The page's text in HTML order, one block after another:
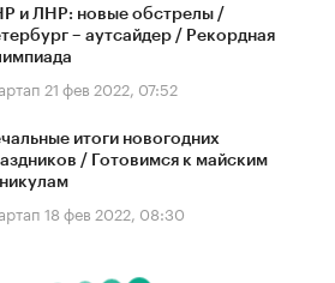
и ЛНР: новые обстрелы /
– аутсайдер / Рекордная
21 фев 2022, 07:52
итоги новогодних
/ Готовимся к майским
18 фев 2022, 08:30